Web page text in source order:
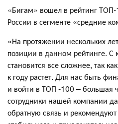
«Бигам» вошел в рейтинг
России в сегменте «средние
«На протяжении нескольких
позиции в данном рейтинге. С
становится все сложнее, так
к году растет. Для нас быть
и войти в ТОП -100 – большая
сотрудники нашей компании
обратную связь и